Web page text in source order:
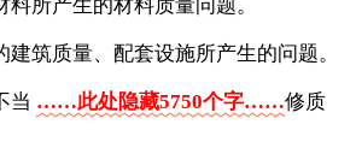
料所产生的材料质量问题。
建筑质量、配套设施所产生的问题。
当 ……此处隐藏5750个字……修质